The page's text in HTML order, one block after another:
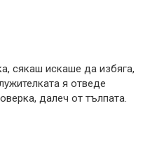
сякаш искаше да избяга,
я отведе
далеч от тълпата.